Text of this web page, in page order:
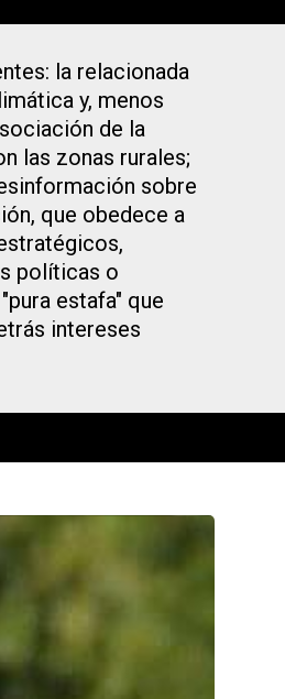
la relacionada
y, menos
de la
las zonas rurales;
sobre
que obedece a
políticas o
estafa" que
intereses